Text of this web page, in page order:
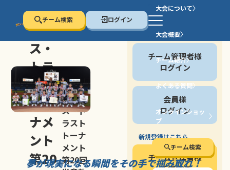
チーム検索 ログイン
大会について
大会概要
チーム紹介
よくある質問
オンラインショッ
プ
チーム検索
停止する
セン
ス・
トラ
スト
トー
ナメ
ント
第20
セン
ス・ト
ラスト
トーナ
メント
第20回
会員の方
チーム管理者様
ログイン
会員様
ログイン
新規登録はこちら
チーム管理者様
夢が現実になる瞬間をその手で掴み取れ！